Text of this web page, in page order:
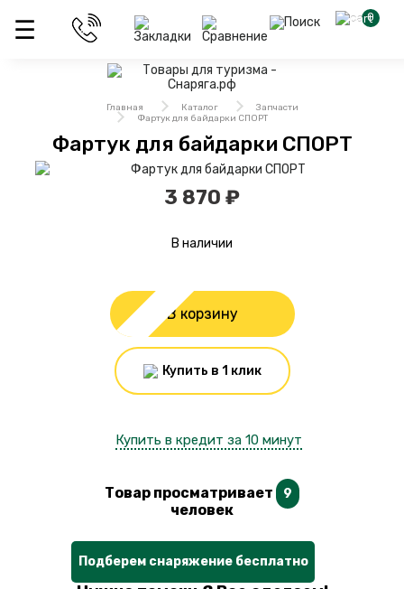
0
Главная Каталог
Запчасти
Фартук для байдарки СПОРТ
Фартук для байдарки СПОРТ
3 870 ₽
В наличии
В корзину
Купить в 1 клик
Купить в кредит за 10 минут
Товар просматривает 9
человек
Подберем снаряжение бесплатно